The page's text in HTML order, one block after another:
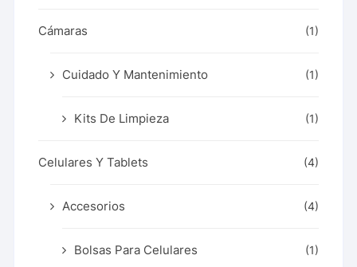
Cámaras (1)
Cuidado Y Mantenimiento (1)
Kits De Limpieza (1)
Celulares Y Tablets (4)
Accesorios (4)
Bolsas Para Celulares (1)